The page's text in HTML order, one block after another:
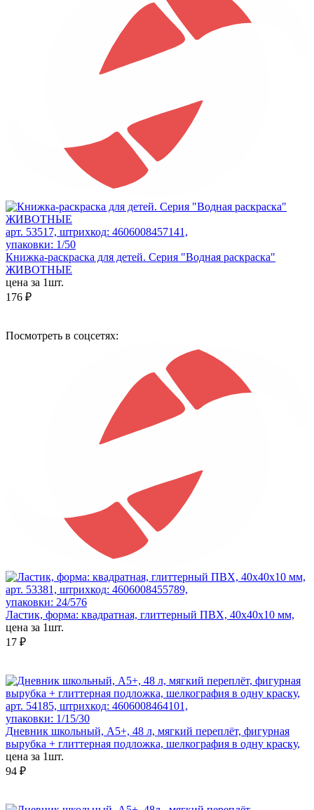
арт. 53517, штрихкод: 4606008457141,
упаковки: 1/50
Книжка-раскраска для детей. Серия "Водная раскраска"
ЖИВОТНЫЕ
цена за 1шт.
176 ₽
Посмотреть в соцсетях:
арт. 53381, штрихкод: 4606008455789,
упаковки: 24/576
Ластик, форма: квадратная, глиттерный ПВХ, 40x40x10 мм,
цена за 1шт.
17 ₽
арт. 54185, штрихкод: 4606008464101,
упаковки: 1/15/30
Дневник школьный, А5+, 48 л, мягкий переплёт, фигурная
вырубка + глиттерная подложка, шелкография в одну краску,
цена за 1шт.
94 ₽